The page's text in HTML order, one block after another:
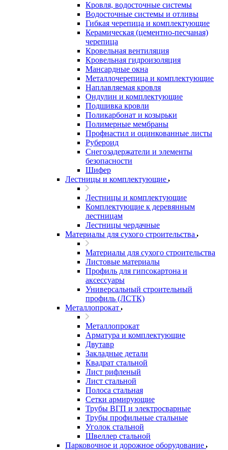
Кровля, водосточные системы
Водосточные системы и отливы
Гибкая черепица и комплектующие
Керамическая (цементно-песчаная)
черепица
Кровельная вентиляция
Кровельная гидроизоляция
Мансардные окна
Металлочерепица и комплектующие
Наплавляемая кровля
Ондулин и комплектующие
Подшивка кровли
Поликарбонат и козырьки
Полимерные мембраны
Профнастил и оцинкованные листы
Рубероид
Снегозадержатели и элементы
безопасности
Шифер
Лестницы и комплектующие
Лестницы и комплектующие
Комплектующие к деревянным
лестницам
Лестницы чердачные
Материалы для сухого строительства
Материалы для сухого строительства
Листовые материалы
Профиль для гипсокартона и
аксессуары
Универсальный строительный
профиль (ЛСТК)
Металлопрокат
Металлопрокат
Арматура и комплектующие
Двутавр
Закладные детали
Квадрат стальной
Лист рифленый
Лист стальной
Полоса стальная
Сетки армирующие
Трубы ВГП и электросварные
Трубы профильные стальные
Уголок стальной
Швеллер стальной
Парковочное и дорожное оборудование